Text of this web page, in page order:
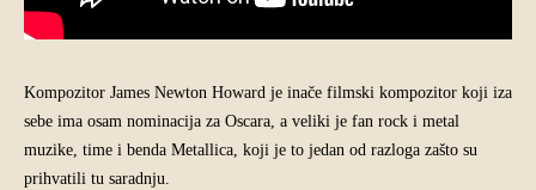
Kompozitor James Newton Howard je inače filmski kompozitor koji iza
sebe ima osam nominacija za Oscara, a veliki je fan rock i metal
muzike, time i benda Metallica, koji je to jedan od razloga zašto su
prihvatili tu saradnju.